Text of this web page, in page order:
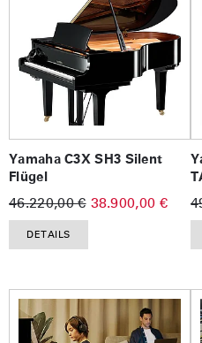
Yamaha C3X SH3 Silent
Flügel
46.220,00 € 38.900,00 €
DETAILS